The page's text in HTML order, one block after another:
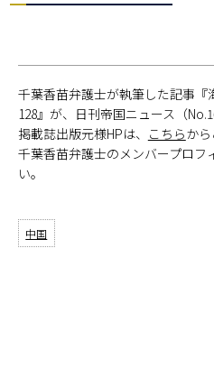
千葉香苗弁護士が執筆した記事
128』が、日刊帝国ニュース（
掲載誌出版元様HPは、 こちらから
千葉香苗弁護士のメンバープロフ
い。
中国